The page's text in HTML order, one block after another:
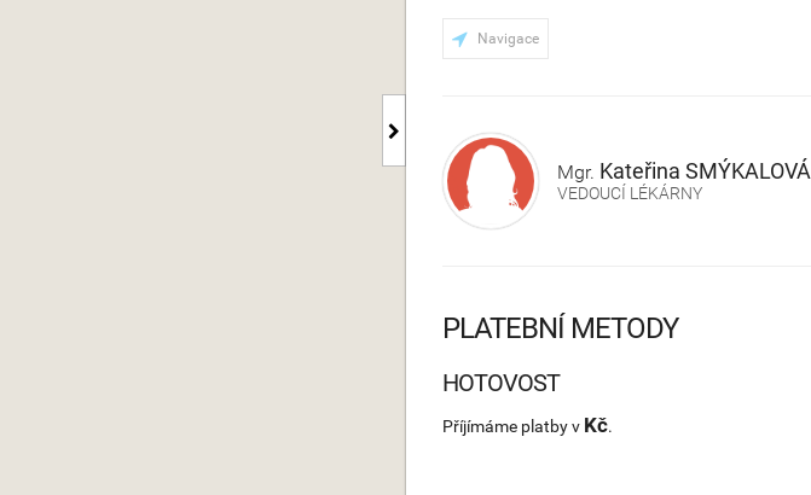
Navigace
Mgr. Kateřina SMÝKALOVÁ
VEDOUCÍ LÉKÁRNY
PLATEBNÍ METODY
HOTOVOST
Příjímáme platby v Kč.